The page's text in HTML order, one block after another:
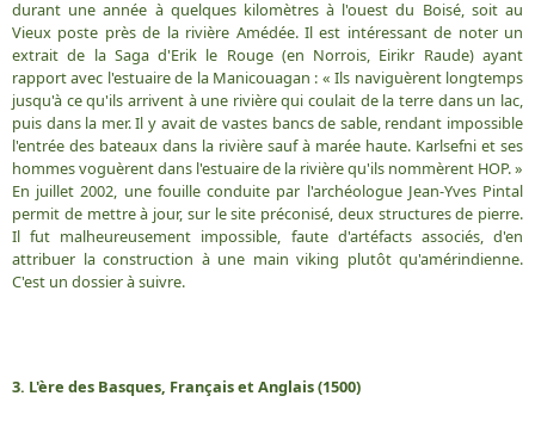
durant une année à quelques kilomètres à l'ouest du Boisé, soit au
Vieux poste près de la rivière Amédée. Il est intéressant de noter un
extrait de la Saga d'Erik le Rouge (en Norrois, Eirikr Raude) ayant
rapport avec l'estuaire de la Manicouagan : « Ils naviguèrent longtemps
jusqu'à ce qu'ils arrivent à une rivière qui coulait de la terre dans un lac,
puis dans la mer. Il y avait de vastes bancs de sable, rendant impossible
l'entrée des bateaux dans la rivière sauf à marée haute. Karlsefni et ses
hommes voguèrent dans l'estuaire de la rivière qu'ils nommèrent HOP. »
En juillet 2002, une fouille conduite par l'archéologue Jean-Yves Pintal
permit de mettre à jour, sur le site préconisé, deux structures de pierre.
Il fut malheureusement impossible, faute d'artéfacts associés, d'en
attribuer la construction à une main viking plutôt qu'amérindienne.
C'est un dossier à suivre.
3. L'ère des Basques, Français et Anglais (1500)